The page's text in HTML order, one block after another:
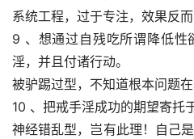
系统工程，过于专注，效果反而
9 、想通过自残吃所谓降低性
淫，并且付诸行动。
被驴踢过型，不知道根本问题在
10 、把戒手淫成功的期望寄托
神经错乱型，岂有此理！自己